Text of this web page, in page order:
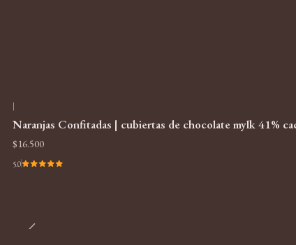
|
Naranjas Confitadas | cubiertas de chocolate mylk 41%
$16.500
5.0